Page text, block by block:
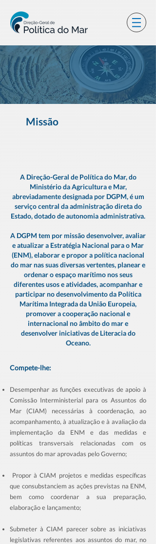
Missão
A Direção-Geral de Política do Mar, do
Ministério da Agricultura e Mar,
abreviadamente designada por DGPM,é um
serviço central da administração direta do
Estado, dotado de autonomia administrativa.
A DGPM tem por missão desenvolver, avaliar
e atualizar a Estratégia Nacional para o Mar
(ENM), elaborar e propor a política nacional
do mar nas suas diversas vertentes, planear e
ordenar o espaço marítimo nos seus
diferentes usos e atividades, acompanhar e
participar no desenvolvimento da Política
Marítima Integrada da União Europeia,
promover a cooperação nacional e
internacional no âmbito do mar e
desenvolver iniciativas de Literacia do
Oceano.
Compete-lhe:
Desempenhar as funções executivas de apoio à
Comissão Interministerial para os Assuntos do
Mar (CIAM) necessárias à coordenação, ao
acompanhamento, à atualização e à avaliação da
implementação da ENM e das medidas e
políticas transversais relacionadas com os
assuntos do mar aprovadas pelo Governo;
Propor à CIAM projetos e medidas específicas
que consubstanciem as ações previstas na ENM,
bem como coordenar a sua preparação,
elaboração e lançamento;
Submeter à CIAM parecer sobre as iniciativas
legislativas referentes aos assuntos do mar, no